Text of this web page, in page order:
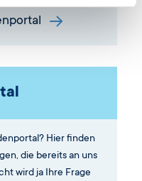
Hier finden
die bereits an uns
wird ja Ihre Frage